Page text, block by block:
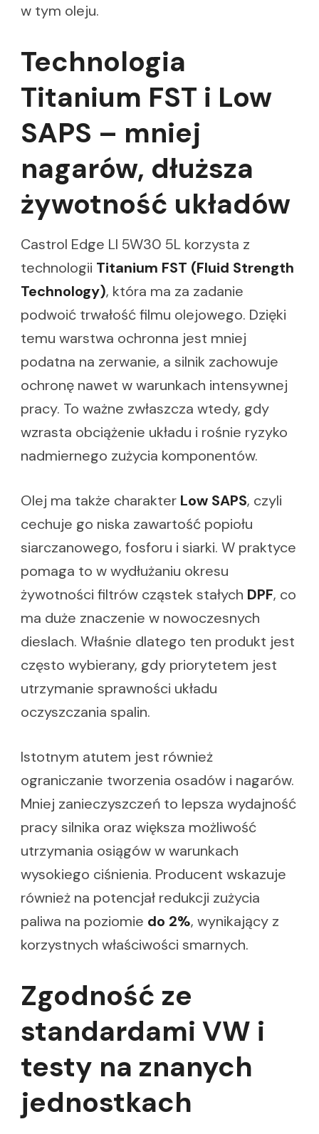
w tym oleju.
Technologia
Titanium FST i Low
SAPS – mniej
nagarów, dłuższa
żywotność układów
Castrol Edge Ll 5W30 5L korzysta z
technologii Titanium FST (Fluid Strength
Technology), która ma za zadanie
podwoić trwałość filmu olejowego. Dzięki
temu warstwa ochronna jest mniej
podatna na zerwanie, a silnik zachowuje
ochronę nawet w warunkach intensywnej
pracy. To ważne zwłaszcza wtedy, gdy
wzrasta obciążenie układu i rośnie ryzyko
nadmiernego zużycia komponentów.
Olej ma także charakter Low SAPS, czyli
cechuje go niska zawartość popiołu
siarczanowego, fosforu i siarki. W praktyce
pomaga to w wydłużaniu okresu
żywotności filtrów cząstek stałych DPF, co
ma duże znaczenie w nowoczesnych
dieslach. Właśnie dlatego ten produkt jest
często wybierany, gdy priorytetem jest
utrzymanie sprawności układu
oczyszczania spalin.
Istotnym atutem jest również
ograniczanie tworzenia osadów i nagarów.
Mniej zanieczyszczeń to lepsza wydajność
pracy silnika oraz większa możliwość
utrzymania osiągów w warunkach
wysokiego ciśnienia. Producent wskazuje
również na potencjał redukcji zużycia
paliwa na poziomie do 2%, wynikający z
korzystnych właściwości smarnych.
Zgodność ze
standardami VW i
testy na znanych
jednostkach